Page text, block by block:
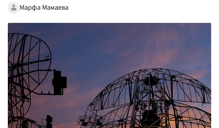
Марфа Мамаева